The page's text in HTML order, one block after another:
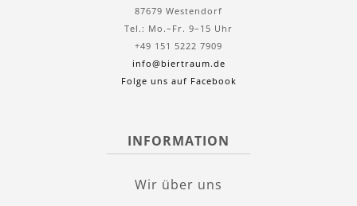
87679 Westendorf
Tel.: Mo.–Fr. 9–15 Uhr
+49 151 5222 7909
info@biertraum.de
Folge uns auf Facebook
INFORMATION
Wir über uns